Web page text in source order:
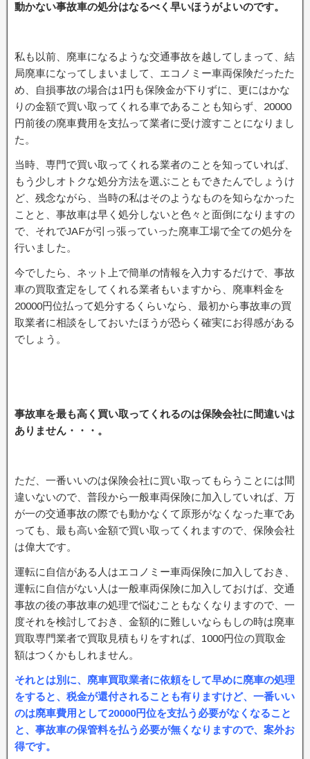
動かない事故車の処分はなるべく早いほうがよいのです。
私も以前、廃車になるような交通事故を越してしまって、結
局廃車になってしまいまして、エコノミー車両保険だったた
め、自損事故の場合は1円も保険金が下りずに、更にはかな
りの金額で買い取ってくれる車であることも知らず、20000
円前後の廃車費用を支払って業者に受け渡すことになりまし
た。
当時、専門で買い取ってくれる業者のことを知っていれば、
もう少しオトクな処分方法を選ぶこともできたんでしょうけ
ど、残念ながら、当時の私はそのようなものを知らなかった
ことと、事故車は早く処分しないと色々と面倒になりますの
で、それでJAFが引っ張っていった廃車工場で全ての処分を
行いました。
今でしたら、ネット上で簡単の情報を入力するだけで、事故
車の買取査定をしてくれる業者もいますから、廃車料金を
20000円位払って処分するくらいなら、最初から事故車の買
取業者に相談をしておいたほうが恐らく確実にお得感がある
でしょう。
事故車を最も高く買い取ってくれるのは保険会社に間違いは
ありません・・・。
ただ、一番いいのは保険会社に買い取ってもらうことには間
違いないので、普段から一般車両保険に加入していれば、万
が一の交通事故の際でも動かなくて原形がなくなった車であ
っても、最も高い金額で買い取ってくれますので、保険会社
は偉大です。
運転に自信がある人はエコノミー車両保険に加入しておき、
運転に自信がない人は一般車両保険に加入しておけば、交通
事故の後の事故車の処理で悩むこともなくなりますので、一
度それを検討しておき、金額的に難しいならもしの時は廃車
買取専門業者で買取見積もりをすれば、1000円位の買取金
額はつくかもしれません。
それとは別に、廃車買取業者に依頼をして早めに廃車の処理
をすると、税金が還付されることも有りますけど、一番いい
のは廃車費用として20000円位を支払う必要がなくなること
と、事故車の保管料を払う必要が無くなりますので、案外お
得です。